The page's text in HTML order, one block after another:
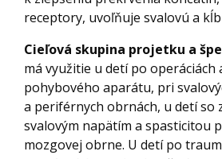
receptory, uvoľňuje svalovú a
Cieľová skupina projetku a
má využitie u detí po operáciách
pohybového aparátu, pri
a periférnych obrnách, u detí so
svalovým napätím a spasticitou
mozgovej obrne. U detí po